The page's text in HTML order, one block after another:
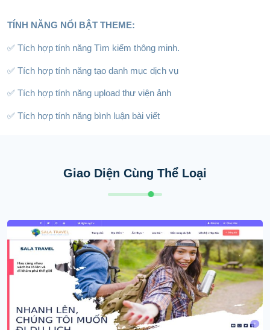
TÍNH NĂNG NỔI BẬT THEME:
✅ Tích hợp tính năng Tìm kiếm thông minh.
✅ Tích hợp tính năng tạo danh mục dịch vụ
✅ Tích hợp tính năng upload thư viện ảnh
✅ Tích hợp tính năng bình luận bài viết
Giao Diện Cùng Thể Loại